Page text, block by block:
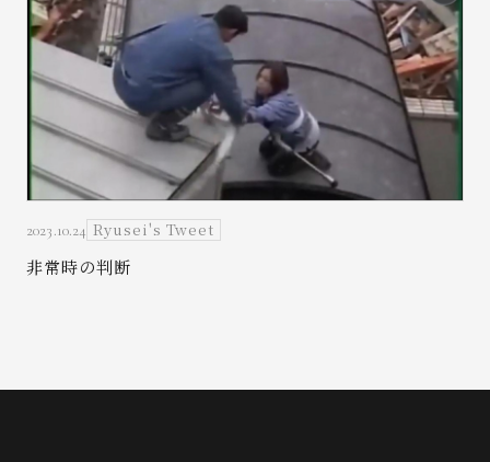
2023.10.24 Ryusei's Tweet
非常時の判断